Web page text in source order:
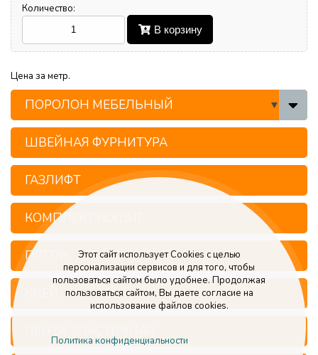
Этот сайт использует Cookies с целью
персонализации сервисов и для того, чтобы
пользоваться сайтом было удобнее. Продолжая
пользоваться сайтом, Вы даете согласие на
использование файлов cookies.
Политика конфиденциальности
Количество:
В корзину
Цена за метр.
ПОРОЛОН МЕБЕЛЬНЫЙ
ШВЕЙНАЯ ФУРНИТУРА
ГАЗЛИФТ
КОМПЛЕКТУЮЩИЕ
ПЕТЛИ